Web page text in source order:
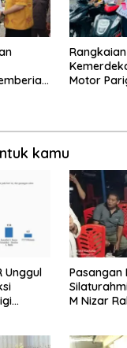
Motor
kamu
Unggul
Pasangan
M Nizar